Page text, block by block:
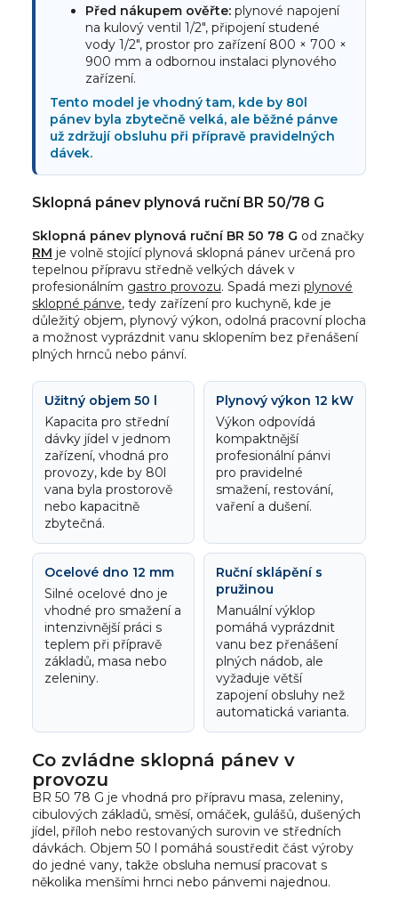
Před nákupem ověřte: plynové napojení
na kulový ventil 1/2", připojení studené
vody 1/2", prostor pro zařízení 800 × 700 ×
900 mm a odbornou instalaci plynového
zařízení.
Tento model je vhodný tam, kde by 80l
pánev byla zbytečně velká, ale běžné pánve
už zdržují obsluhu při přípravě pravidelných
dávek.
Sklopná pánev plynová ruční BR 50/78 G
Sklopná pánev plynová ruční BR 50 78 G od značky
RM je volně stojící plynová sklopná pánev určená pro
tepelnou přípravu středně velkých dávek v
profesionálním gastro provozu. Spadá mezi plynové
sklopné pánve, tedy zařízení pro kuchyně, kde je
důležitý objem, plynový výkon, odolná pracovní plocha
a možnost vyprázdnit vanu sklopením bez přenášení
plných hrnců nebo pánví.
Užitný objem 50 l
Kapacita pro střední
dávky jídel v jednom
zařízení, vhodná pro
provozy, kde by 80l
vana byla prostorově
nebo kapacitně
zbytečná.
Plynový výkon 12 kW
Výkon odpovídá
kompaktnější
profesionální pánvi
pro pravidelné
smažení, restování,
vaření a dušení.
Ocelové dno 12 mm
Silné ocelové dno je
vhodné pro smažení a
intenzivnější práci s
teplem při přípravě
základů, masa nebo
zeleniny.
Ruční sklápění s
pružinou
Manuální výklop
pomáhá vyprázdnit
vanu bez přenášení
plných nádob, ale
vyžaduje větší
zapojení obsluhy než
automatická varianta.
Co zvládne sklopná pánev v
provozu
BR 50 78 G je vhodná pro přípravu masa, zeleniny,
cibulových základů, směsí, omáček, gulášů, dušených
jídel, příloh nebo restovaných surovin ve středních
dávkách. Objem 50 l pomáhá soustředit část výroby
do jedné vany, takže obsluha nemusí pracovat s
několika menšími hrnci nebo pánvemi najednou.